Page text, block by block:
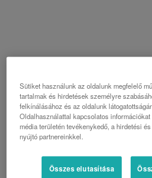
Sütiket használunk az oldalunk megfelelő
tartalmak és hirdetések személyre
felkínálásához és az oldalunk
Oldalhasználattal kapcsolatos
média területén tevékenykedő, a hirdetési
nyújtó partnereinkkel.
Összes elutasítása